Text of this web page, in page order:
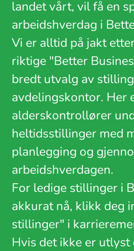
landet vårt, vil få en
arbeidshverdag i
Vi er alltid på jakt
riktige "Better
bredt utvalg av
avdelingskontor. Her
alderskontrollører
heltidsstillinger med
planlegging og
arbeidshverdagen.
For ledige stillinger i
akkurat nå, klikk deg
stillinger" i
Hvis det ikke er